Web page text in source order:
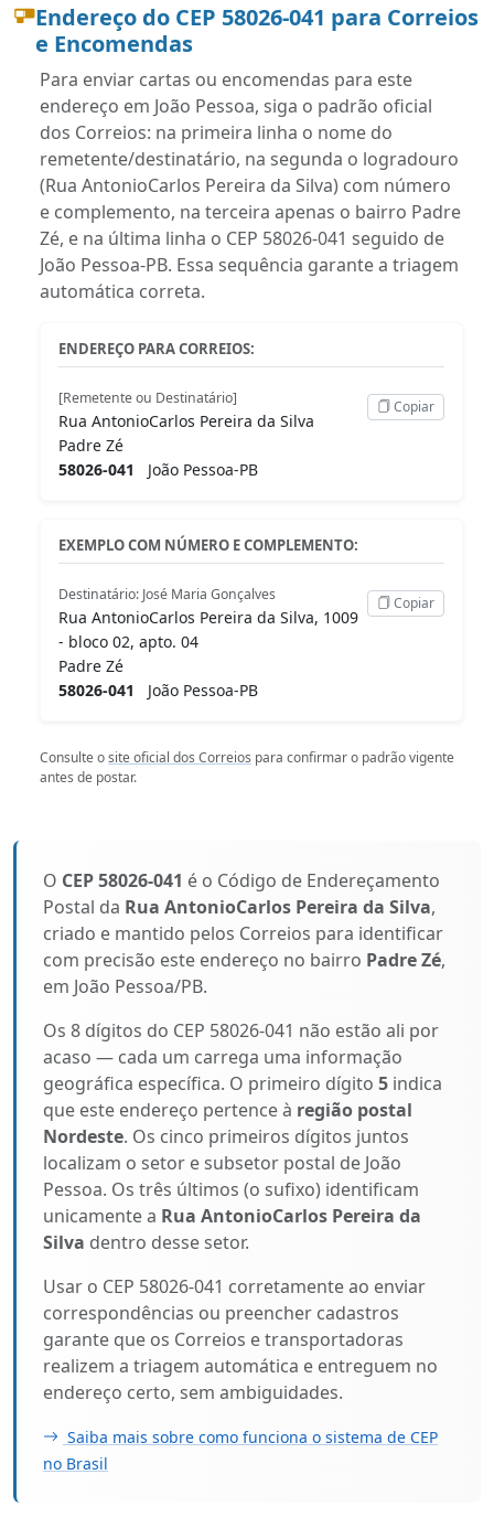
Endereço do CEP 58026-041 para Correios
e Encomendas
Para enviar cartas ou encomendas para este
endereço em João Pessoa, siga o padrão oficial
dos Correios: na primeira linha o nome do
remetente/destinatário, na segunda o logradouro
(Rua AntonioCarlos Pereira da Silva) com número
e complemento, na terceira apenas o bairro Padre
Zé, e na última linha o CEP 58026-041 seguido de
João Pessoa-PB. Essa sequência garante a triagem
automática correta.
ENDEREÇO PARA CORREIOS:
[Remetente ou Destinatário]
Rua AntonioCarlos Pereira da Silva
Padre Zé
58026-041
João Pessoa-PB
Copiar
EXEMPLO COM NÚMERO E COMPLEMENTO:
Destinatário: José Maria Gonçalves
Rua AntonioCarlos Pereira da Silva, 1009
- bloco 02, apto. 04
Padre Zé
58026-041
João Pessoa-PB
Copiar
Consulte osite oficial dos Correios para confirmar o padrão vigente
antes de postar.
O CEP 58026-041 é o Código de Endereçamento
Postal da Rua AntonioCarlos Pereira da Silva,
criado e mantido pelos Correios para identificar
com precisão este endereço no bairro Padre Zé,
em João Pessoa/PB.
Os 8 dígitos do CEP 58026-041 não estão ali por
acaso — cada um carrega uma informação
geográfica específica. O primeiro dígito 5 indica
que este endereço pertence à região postal
Nordeste. Os cinco primeiros dígitos juntos
localizam o setor e subsetor postal de João
Pessoa. Os três últimos (o sufixo) identificam
unicamente a Rua AntonioCarlos Pereira da
Silva dentro desse setor.
Usar o CEP 58026-041 corretamente ao enviar
correspondências ou preencher cadastros
garante que os Correios e transportadoras
realizem a triagem automática e entreguem no
endereço certo, sem ambiguidades.
Saiba mais sobre como funciona o sistema de CEP
no Brasil